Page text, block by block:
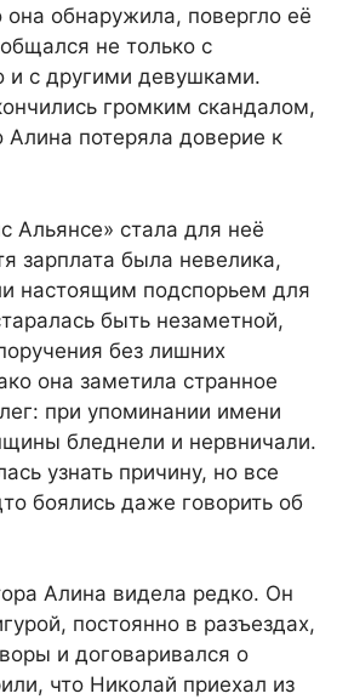
она обнаружила, повергло её
не только с
и с другими девушками.
громким скандалом,
Алина потеряла доверие к
Альянсе» стала для неё
зарплата была невелика,
настоящим подспорьем для
быть незаметной,
без лишних
она заметила странное
при упоминании имени
бледнели и нервничали.
узнать причину, но все
боялись даже говорить об
Алина видела редко. Он
постоянно в разъездах,
и договаривался о
что Николай приехал из